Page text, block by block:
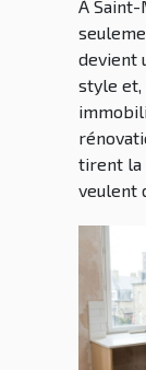
À Saint-
devient
style et,
tirent la
veulent